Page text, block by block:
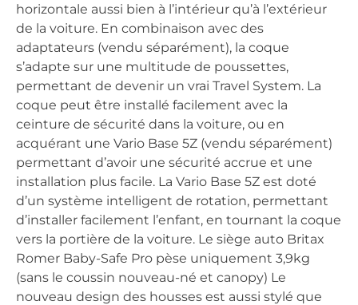
horizontale aussi bien à l’intérieur qu’à l’extérieur
de la voiture. En combinaison avec des
adaptateurs (vendu séparément), la coque
s’adapte sur une multitude de poussettes,
permettant de devenir un vrai Travel System. La
coque peut être installé facilement avec la
ceinture de sécurité dans la voiture, ou en
acquérant une Vario Base 5Z (vendu séparément)
permettant d’avoir une sécurité accrue et une
installation plus facile. La Vario Base 5Z est doté
d’un système intelligent de rotation, permettant
d’installer facilement l’enfant, en tournant la coque
vers la portière de la voiture. Le siège auto Britax
Romer Baby-Safe Pro pèse uniquement 3,9kg
(sans le coussin nouveau-né et canopy) Le
nouveau design des housses est aussi stylé que